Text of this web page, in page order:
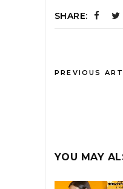
SHARE:
PREVIOUS
YOU MAY